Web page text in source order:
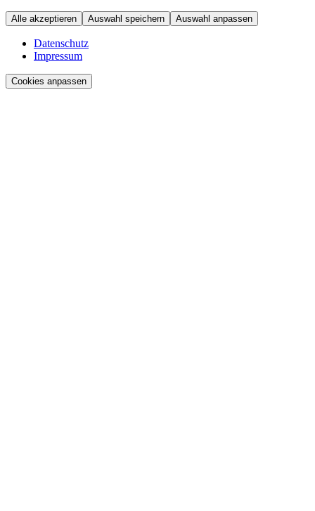
Alle akzeptieren Auswahl speichern Auswahl anpassen
Datenschutz
Impressum
Cookies anpassen